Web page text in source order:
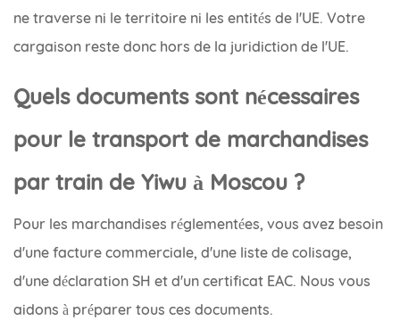
ne traverse ni le territoire ni les entités de l'UE. Votre
cargaison reste donc hors de la juridiction de l'UE.
Quels documents sont nécessaires
pour le transport de marchandises
par train de Yiwu à Moscou ?
Pour les marchandises réglementées, vous avez besoin
d'une facture commerciale, d'une liste de colisage,
d'une déclaration SH et d'un certificat EAC. Nous vous
aidons à préparer tous ces documents.